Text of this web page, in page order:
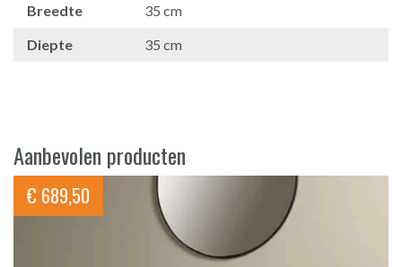
Breedte
35 cm
Diepte
35 cm
Aanbevolen producten
€ 689,50